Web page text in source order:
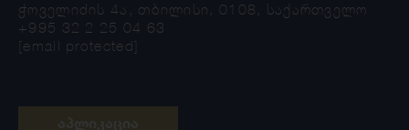
ჭოველიძის 4ა, თბილისი, 0108, საქართველო
+995 32 2 25 04 63
[email protected]